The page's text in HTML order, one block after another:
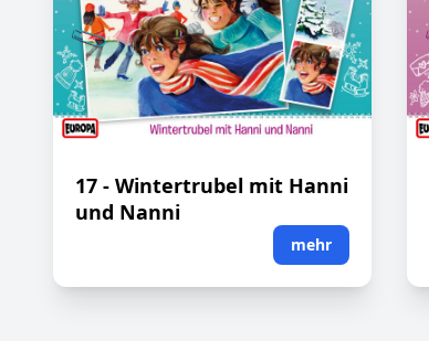
17 - Wintertrubel mit Hanni
und Nanni
mehr